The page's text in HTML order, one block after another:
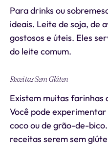
Para drinks ou
ideais. Leite de soja, de
gostosos e úteis. Eles
do leite comum.
Receitas Sem Glúten
Existem muitas farinhas
Você pode
coco ou de grão-de-
receitas serem sem